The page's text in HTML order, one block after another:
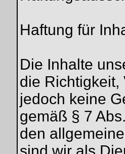
Haftung für
Die Inhalte
die Richtigkeit,
jedoch keine
gemäß § 7
den